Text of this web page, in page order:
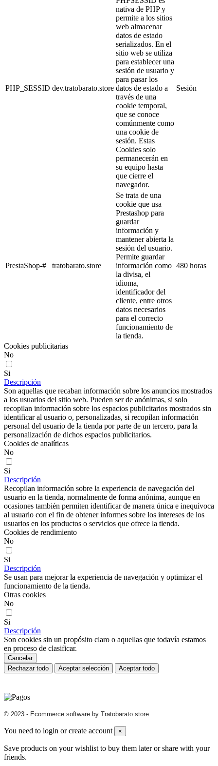
PHP_SESSID dev.tratobarato.store
nativa de PHP y
permite a los sitios
web almacenar
datos de estado
serializados. En el
sitio web se utiliza
para establecer una
sesión de usuario y
para pasar los
datos de estado a
través de una
cookie temporal,
que se conoce
comúnmente como
una cookie de
sesión. Estas
Cookies solo
permanecerán en
su equipo hasta
que cierre el
navegador.
Sesión
PrestaShop-# tratobarato.store
Se trata de una
cookie que usa
Prestashop para
guardar
información y
mantener abierta la
sesión del usuario.
Permite guardar
información como
la divisa, el
idioma,
identificador del
cliente, entre otros
datos necesarios
para el correcto
funcionamiento de
la tienda.
480 horas
Cookies publicitarias
No
Si
Descripción
Son aquellas que recaban información sobre los anuncios mostrados
a los usuarios del sitio web. Pueden ser de anónimas, si solo
recopilan información sobre los espacios publicitarios mostrados sin
identificar al usuario o, personalizadas, si recopilan información
personal del usuario de la tienda por parte de un tercero, para la
personalización de dichos espacios publicitarios.
Cookies de analíticas
No
Si
Descripción
Recopilan información sobre la experiencia de navegación del
usuario en la tienda, normalmente de forma anónima, aunque en
ocasiones también permiten identificar de manera única e inequívoca
al usuario con el fin de obtener informes sobre los intereses de los
usuarios en los productos o servicios que ofrece la tienda.
Cookies de rendimiento
No
Si
Descripción
Se usan para mejorar la experiencia de navegación y optimizar el
funcionamiento de la tienda.
Otras cookies
No
Si
Descripción
Son cookies sin un propósito claro o aquellas que todavía estamos
en proceso de clasificar.
Cancelar
Rechazar todo
Aceptar selección Aceptar todo
© 2023 - Ecommerce software by Tratobarato.store
You need to login or create account ×
Save products on your wishlist to buy them later or share with your
friends.